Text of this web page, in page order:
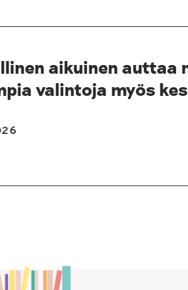
aikuinen auttaa
valintoja myös